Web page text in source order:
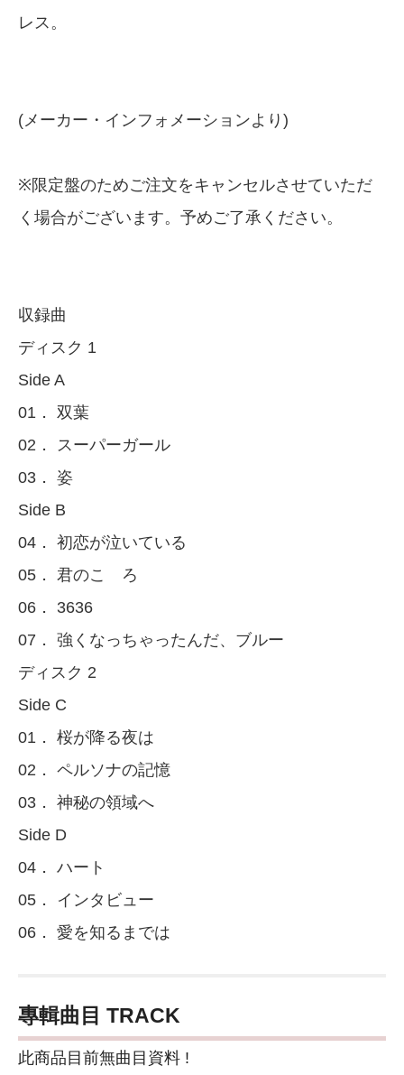
レス。
(メーカー・インフォメーションより)
※限定盤のためご注文をキャンセルさせていただ
く場合がございます。予めご了承ください。
収録曲
ディスク 1
Side A
01． 双葉
02． スーパーガール
03． 姿
Side B
04． 初恋が泣いている
05． 君のこゝろ
06． 3636
07． 強くなっちゃったんだ、ブルー
ディスク 2
Side C
01． 桜が降る夜は
02． ペルソナの記憶
03． 神秘の領域へ
Side D
04． ハート
05． インタビュー
06． 愛を知るまでは
專輯曲目 TRACK
此商品目前無曲目資料 !